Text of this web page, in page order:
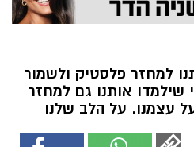
למחזר פלסטיק ולשמור
שילמדו אותנו גם למחזר
עצמנו. על הלב שלנו